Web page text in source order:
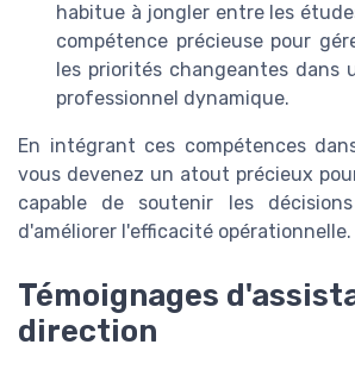
habitue à jongler entre les
compétence précieuse pour
les priorités changeantes dans
professionnel dynamique.
En intégrant ces compétences
vous devenez un atout précieux
capable de soutenir les
d'améliorer l'efficacité opérationnelle.
Témoignages
direction